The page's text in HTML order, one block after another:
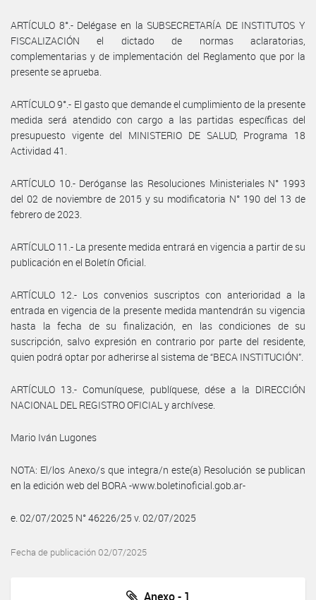
ARTÍCULO 8°.- Delégase en la SUBSECRETARÍA DE INSTITUTOS Y
FISCALIZACIÓN el dictado de normas aclaratorias,
complementarias y de implementación del Reglamento que por la
presente se aprueba.
ARTÍCULO 9°.- El gasto que demande el cumplimiento de la presente
medida será atendido con cargo a las partidas específicas del
presupuesto vigente del MINISTERIO DE SALUD, Programa 18
Actividad 41.
ARTÍCULO 10.- Deróganse las Resoluciones Ministeriales N° 1993
del 02 de noviembre de 2015 y su modificatoria N° 190 del 13 de
febrero de 2023.
ARTÍCULO 11.- La presente medida entrará en vigencia a partir de su
publicación en el Boletín Oficial.
ARTÍCULO 12.- Los convenios suscriptos con anterioridad a la
entrada en vigencia de la presente medida mantendrán su vigencia
hasta la fecha de su finalización, en las condiciones de su
suscripción, salvo expresión en contrario por parte del residente,
quien podrá optar por adherirse al sistema de “BECA INSTITUCIÓN”.
ARTÍCULO 13.- Comuníquese, publíquese, dése a la DIRECCIÓN
NACIONAL DEL REGISTRO OFICIAL y archívese.
Mario Iván Lugones
NOTA: El/los Anexo/s que integra/n este(a) Resolución se publican
en la edición web del BORA -www.boletinoficial.gob.ar-
e. 02/07/2025 N° 46226/25 v. 02/07/2025
Fecha de publicación 02/07/2025
Anexo - 1